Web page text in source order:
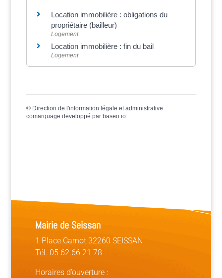
Location immobilière : obligations du
propriétaire (bailleur)
Logement
Location immobilière : fin du bail
Logement
© Direction de l'information légale et administrative
comarquage developpé par baseo.io
Mairie de Seissan
1 Place Carnot 32260 SEISSAN
Tél. 05 62 66 21 78
Horaires d’ouverture :